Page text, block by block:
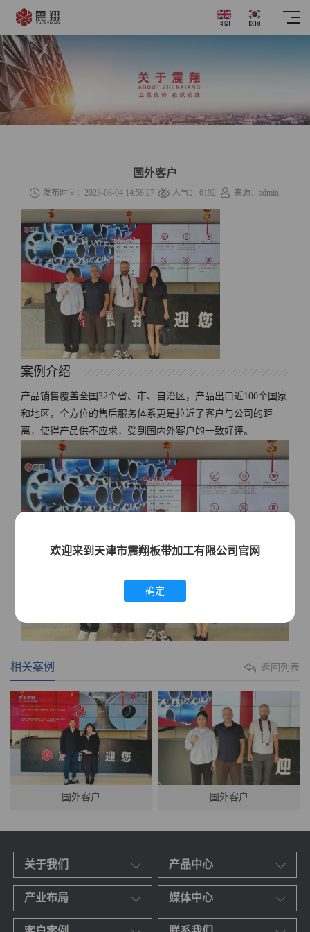
国外客户
发布时间：2023-08-04 14:58:27 人气： 6192 来源：admin
案例介绍
产品销售覆盖全国32个省、市、自治区，产品出口近100个国家
和地区，全方位的售后服务体系更是拉近了客户与公司的距
离，使得产品供不应求，受到国内外客户的一致好评。
返回列表
相关案例
国外客户 国外客户
关于我们 产品中心
产业布局 媒体中心
欢迎来到天津市震翔板带加工有限公司官网
确定